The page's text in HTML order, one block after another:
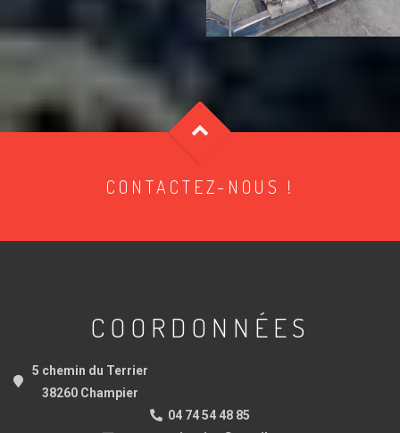
CONTACTEZ-NOUS !
COORDONNÉES
5 chemin du Terrier
38260 Champier
04 74 54 48 85